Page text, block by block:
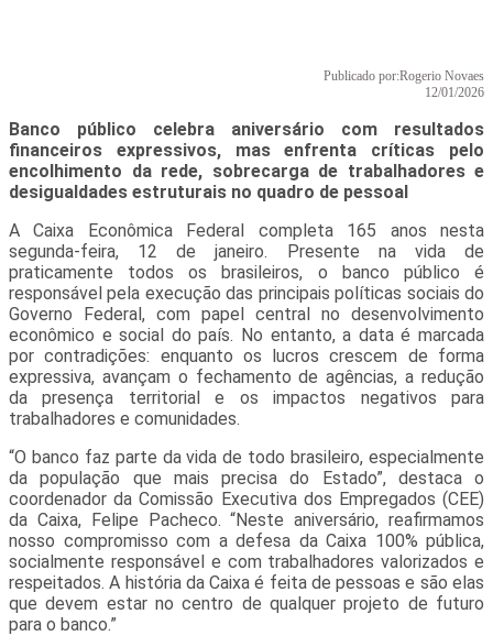
Publicado por:Rogerio Novaes
12/01/2026
Banco público celebra aniversário com resultados
financeiros expressivos, mas enfrenta críticas pelo
encolhimento da rede, sobrecarga de trabalhadores e
desigualdades estruturais no quadro de pessoal
A Caixa Econômica Federal completa 165 anos nesta
segunda-feira, 12 de janeiro. Presente na vida de
praticamente todos os brasileiros, o banco público é
responsável pela execução das principais políticas sociais do
Governo Federal, com papel central no desenvolvimento
econômico e social do país. No entanto, a data é marcada
por contradições: enquanto os lucros crescem de forma
expressiva, avançam o fechamento de agências, a redução
da presença territorial e os impactos negativos para
trabalhadores e comunidades.
“O banco faz parte da vida de todo brasileiro, especialmente
da população que mais precisa do Estado”, destaca o
coordenador da Comissão Executiva dos Empregados (CEE)
da Caixa, Felipe Pacheco. “Neste aniversário, reafirmamos
nosso compromisso com a defesa da Caixa 100% pública,
socialmente responsável e com trabalhadores valorizados e
respeitados. A história da Caixa é feita de pessoas e são elas
que devem estar no centro de qualquer projeto de futuro
para o banco.”